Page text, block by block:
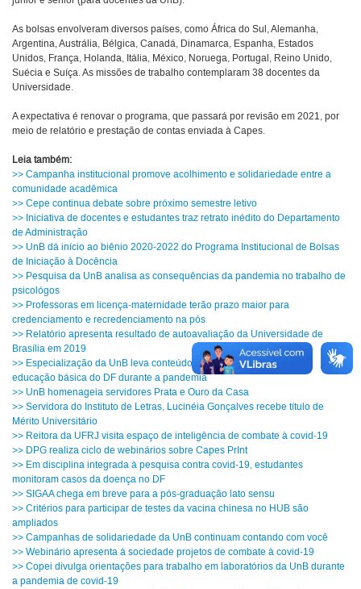
As bolsas envolveram diversos países, como África do Sul, Alemanha,
Argentina, Austrália, Bélgica, Canadá, Dinamarca, Espanha, Estados
Unidos, França, Holanda, Itália, México, Noruega, Portugal, Reino Unido,
Suécia e Suíça. As missões de trabalho contemplaram 38 docentes da
Universidade.
A expectativa é renovar o programa, que passará por revisão em 2021, por
meio de relatório e prestação de contas enviada à Capes.
Leia também:
>> Campanha institucional promove acolhimento e solidariedade entre a
comunidade acadêmica
>> Cepe continua debate sobre próximo semestre letivo
>> Iniciativa de docentes e estudantes traz retrato inédito do Departamento
de Administração
>> UnB dá início ao biênio 2020-2022 do Programa Institucional de Bolsas
de Iniciação à Docência
>> Pesquisa da UnB analisa as consequências da pandemia no trabalho de
psicológos
>> Professoras em licença-maternidade terão prazo maior para
credenciamento e recredenciamento na pós
>> Relatório apresenta resultado de autoavaliação da Universidade de
Brasília em 2019
>> Especialização da UnB leva conteúdo científico a estudantes da
educação básica do DF durante a pandemia
>> UnB homenageia servidores Prata e Ouro da Casa
>> Servidora do Instituto de Letras, Lucinéia Gonçalves recebe título de
Mérito Universitário
>> Reitora da UFRJ visita espaço de inteligência de combate à covid-19
>> DPG realiza ciclo de webinários sobre Capes PrInt
>> Em disciplina integrada à pesquisa contra covid-19, estudantes
monitoram casos da doença no DF
>> SIGAA chega em breve para a pós-graduação lato sensu
>> Critérios para participar de testes da vacina chinesa no HUB são
ampliados
>> Campanhas de solidariedade da UnB continuam contando com você
>> Webinário apresenta à sociedade projetos de combate à covid-19
>> Copei divulga orientações para trabalho em laboratórios da UnB durante
a pandemia de covid-19